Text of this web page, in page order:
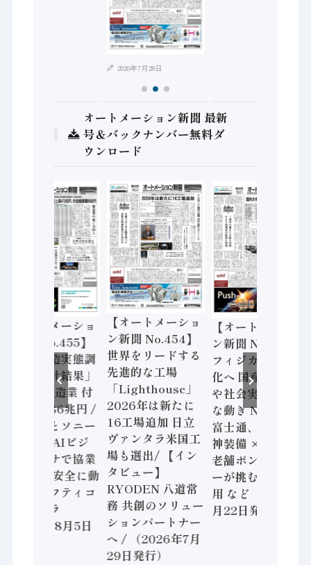
2026年7月28日
オートメーション新聞 最新
号＆バックナンバー無料ダ
ウンロード
【オートメーショ
ン新聞 No.455】
「経済構造実態調
査二次集計結果」
2024年製造業 付
加価値額86兆円 /
三菱電機とソニー
セミコン AIビジ
ョンセンサで協業
/ IDEC、安全に動
かすセーフティコ
ントローラ
（2026年8月5日
【オートメーショ
ン新聞 No.454】
世界をリードする
先進的な工場
「Lighthouse」
2026年は新たに
16工場追加 日立
ヴァンタラ米国工
場も選出/ 【イン
タビュー】
RYODEN 八道常
務 共創のソリュー
ションパートナー
へ / （2026年7月
29日発行）
【オートメーショ
ン新聞 No.453】
フィジカルAI本格
化へ 国産AI開発
や社会実装に活発
な動き Noetra、
富士通、日立 / 兵
神装備 × HMS、
老舗ポンプメーカ
ーが挑むデータ活
用 など（2026年7
月22日発行）